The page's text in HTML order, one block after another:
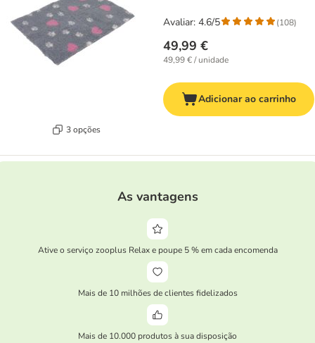
3 opções
49,99 €
49,99 € / unidade
Avaliar: 4.6/5 (108)
Adicionar ao carrinho
As vantagens
Ative o serviço zooplus Relax e poupe 5 % em cada encomenda
Mais de 10 milhões de clientes fidelizados
Mais de 10.000 produtos à sua disposição